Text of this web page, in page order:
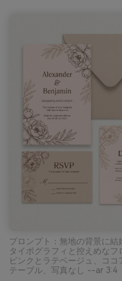
プロンプト：無地の背景に
タイポグラフィと控えめな
ピンクとラテベージュ、コ
テーブル、写真なし --ar 3:4